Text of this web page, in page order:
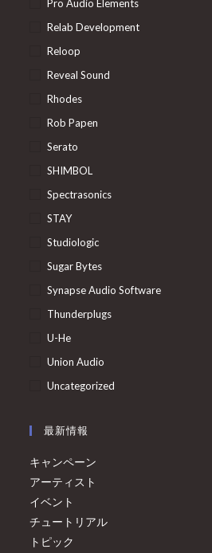
Pro Audio Elements
Relab Development
Reloop
Reveal Sound
Rhodes
Rob Papen
Serato
SHIMBOL
Spectrasonics
STAY
Studiologic
Sugar Bytes
Synapse Audio Software
Thunderplugs
U-He
Union Audio
Uncategorized
最新情報
キャンペーン
アーティスト
イベント
チュートリアル
トピック